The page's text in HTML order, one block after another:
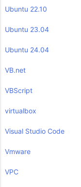
Ubuntu 22.10
Ubuntu 23.04
Ubuntu 24.04
VB.net
VBScript
virtualbox
Visual Studio Code
Vmware
VPC